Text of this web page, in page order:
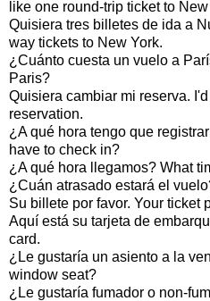
like one round-trip ticket to
Quisiera tres billetes de ida a
way tickets to New York.
¿Cuánto cuesta un vuelo a
Paris?
Quisiera cambiar mi reserva.
reservation.
¿A qué hora tengo que
have to check in?
¿A qué hora llegamos? What
¿Cuán atrasado estará el
Su billete por favor. Your ticket
Aquí está su tarjeta de
card.
¿Le gustaría un asiento a la
window seat?
¿Le gustaría fumador o non-